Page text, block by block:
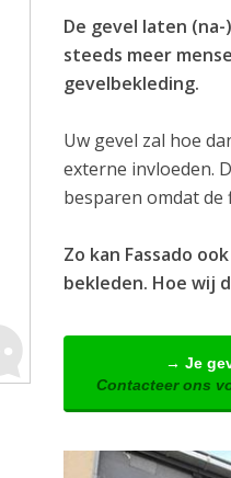
De gevel laten
steeds meer
gevelbekleding.
Uw gevel zal hoe
externe invloeden.
besparen omdat
Zo kan Fassado
bekleden. Hoe wij
→ Je
Contacteer ons